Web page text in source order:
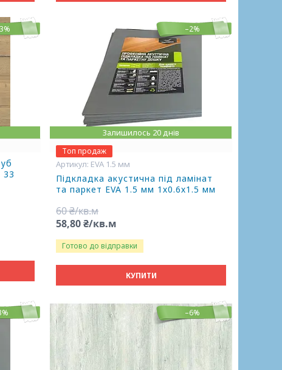
33
–2%
Залишилось 20 днів
Топ продаж
EVA 1.5 мм
Підкладка акустична під ламінат
та паркет EVA 1.5 мм 1х0.6х1.5 мм
60 ₴/кв.м
58,80 ₴/кв.м
Готово до відправки
КУПИТИ
–6%